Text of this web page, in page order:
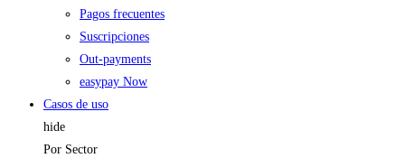
Pagos frecuentes
Suscripciones
Out-payments
easypay Now
Casos de uso
hide
Por Sector